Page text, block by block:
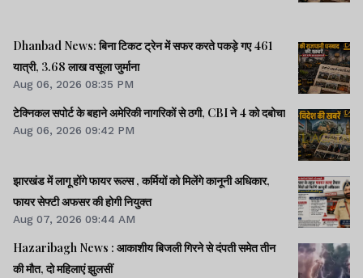
Dhanbad News: बिना टिकट ट्रेन में सफर करते पकड़े गए 461
यात्री, 3.68 लाख वसूला जुर्माना
Aug 06, 2026 08:35 PM
टेक्निकल सपोर्ट के बहाने अमेरिकी नागरिकों से ठगी, CBI ने 4 को दबोचा
Aug 06, 2026 09:42 PM
झारखंड में लागू होंगे फायर रूल्स , कर्मियों को मिलेंगे कानूनी अधिकार,
फायर सेफ्टी अफसर की होगी नियुक्त
Aug 07, 2026 09:44 AM
Hazaribagh News : आकाशीय बिजली गिरने से दंपती समेत तीन
की मौत, दो महिलाएं झुलसीं